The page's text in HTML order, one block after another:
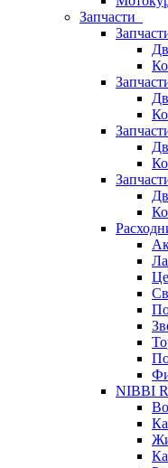
Запчасти
NIBBI